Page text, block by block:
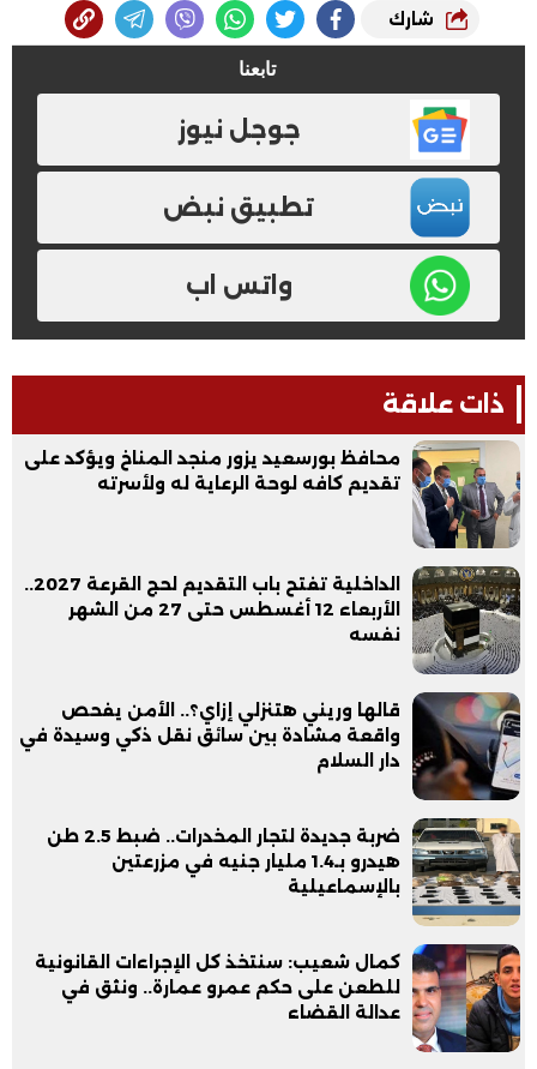
شارك
تابعنا
جوجل نيوز
تطبيق نبض
واتس اب
ذات علاقة
محافظ بورسعيد يزور منجد المناخ ويؤكد على
تقديم كافه لوحة الرعاية له ولأسرته
الداخلية تفتح باب التقديم لحج القرعة 2027..
الأربعاء 12 أغسطس حتى 27 من الشهر
نفسه
قالها وريني هتنزلي إزاي؟.. الأمن يفحص
واقعة مشادة بين سائق نقل ذكي وسيدة في
دار السلام
ضربة جديدة لتجار المخدرات.. ضبط 2.5 طن
هيدرو بـ1.4 مليار جنيه في مزرعتين
بالإسماعيلية
كمال شعيب: سنتخذ كل الإجراءات القانونية
للطعن على حكم عمرو عمارة.. ونثق في
عدالة القضاء